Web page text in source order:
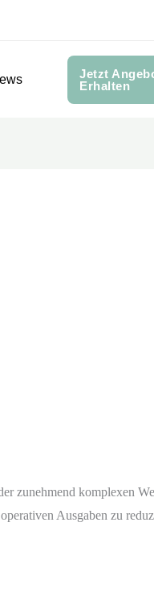
Jetzt
Erhalten
zunehmend komplexen
Ausgaben zu